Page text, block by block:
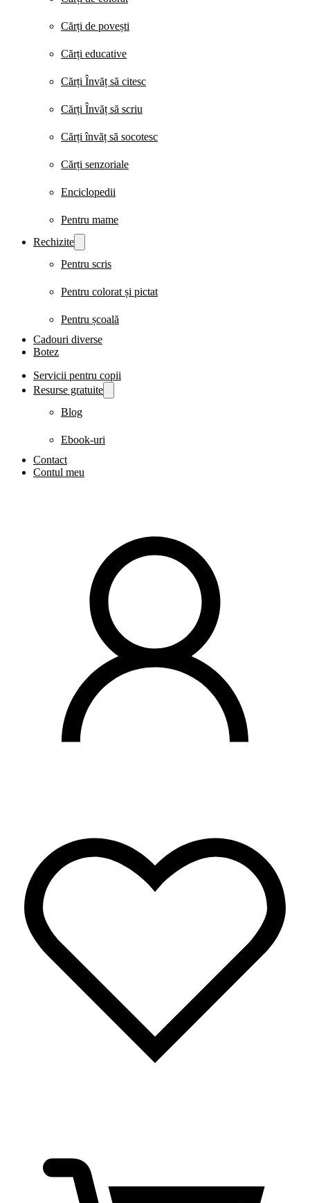
Cărți de povești
Cărți educative
Cărți Învăț să citesc
Cărți Învăț să scriu
Cărți învăț să socotesc
Cărți senzoriale
Enciclopedii
Pentru mame
Rechizite
Pentru scris
Pentru colorat și pictat
Pentru școală
Cadouri diverse
Botez
Servicii pentru copii
Resurse gratuite
Blog
Ebook-uri
Contact
Contul meu